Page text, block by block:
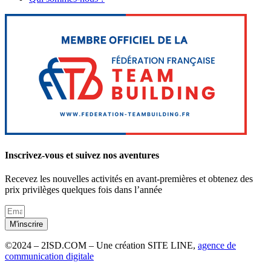
Inscrivez-vous et suivez nos aventures
Recevez les nouvelles activités en avant-premières et obtenez des
prix privilèges quelques fois dans l’année
M'inscrire
©2024 – 2ISD.COM – Une création SITE LINE, agence de
communication digitale